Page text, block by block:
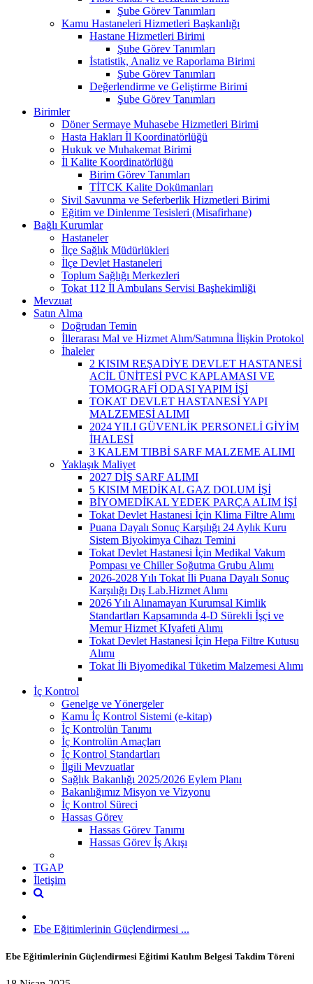
Şube Görev Tanımları
Kamu Hastaneleri Hizmetleri Başkanlığı
Hastane Hizmetleri Birimi
Şube Görev Tanımları
İstatistik, Analiz ve Raporlama Birimi
Şube Görev Tanımları
Değerlendirme ve Geliştirme Birimi
Şube Görev Tanımları
Birimler
Döner Sermaye Muhasebe Hizmetleri Birimi
Hasta Hakları İl Koordinatörlüğü
Hukuk ve Muhakemat Birimi
İl Kalite Koordinatörlüğü
Birim Görev Tanımları
TİTCK Kalite Dokümanları
Sivil Savunma ve Seferberlik Hizmetleri Birimi
Eğitim ve Dinlenme Tesisleri (Misafirhane)
Bağlı Kurumlar
Hastaneler
İlçe Sağlık Müdürlükleri
İlçe Devlet Hastaneleri
Toplum Sağlığı Merkezleri
Tokat 112 İl Ambulans Servisi Başhekimliği
Mevzuat
Satın Alma
Doğrudan Temin
İllerarası Mal ve Hizmet Alım/Satımına İlişkin Protokol
İhaleler
2 KISIM REŞADİYE DEVLET HASTANESİ
ACİL ÜNİTESİ PVC KAPLAMASI VE
TOMOGRAFİ ODASI YAPIM İŞİ
TOKAT DEVLET HASTANESİ YAPI
MALZEMESİ ALIMI
2024 YILI GÜVENLİK PERSONELİ GİYİM
İHALESİ
3 KALEM TIBBİ SARF MALZEME ALIMI
Yaklaşık Maliyet
2027 DİŞ SARF ALIMI
5 KISIM MEDİKAL GAZ DOLUM İŞİ
BİYOMEDİKAL YEDEK PARÇA ALIM İŞİ
Tokat Devlet Hastanesi İçin Klima Filtre Alımı
Puana Dayalı Sonuç Karşılığı 24 Aylık Kuru
Sistem Biyokimya Cihazı Temini
Tokat Devlet Hastanesi İçin Medikal Vakum
Pompası ve Chiller Soğutma Grubu Alımı
2026-2028 Yılı Tokat İli Puana Dayalı Sonuç
Karşılığı Dış Lab.Hizmet Alımı
2026 Yılı Alınamayan Kurumsal Kimlik
Standartları Kapsamında 4-D Sürekli İşçi ve
Memur Hizmet KIyafeti Alımı
Tokat Devlet Hastanesi İçin Hepa Filtre Kutusu
Alımı
Tokat İli Biyomedikal Tüketim Malzemesi Alımı
İç Kontrol
Genelge ve Yönergeler
Kamu İç Kontrol Sistemi (e-kitap)
İç Kontrolün Tanımı
İç Kontrolün Amaçları
İç Kontrol Standartları
İlgili Mevzuatlar
Sağlık Bakanlığı 2025/2026 Eylem Planı
Bakanlığımız Misyon ve Vizyonu
İç Kontrol Süreci
Hassas Görev
Hassas Görev Tanımı
Hassas Görev İş Akışı
TGAP
İletişim
Ebe Eğitimlerinin Güçlendirmesi ...
Ebe Eğitimlerinin Güçlendirmesi Eğitimi Katılım Belgesi Takdim Töreni